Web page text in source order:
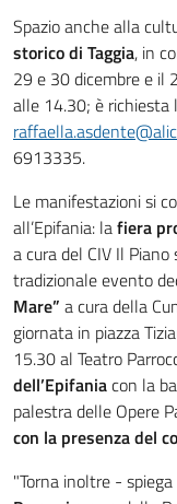
Spazio anche alla
storico di Taggia, in
29 e 30 dicembre e il
alle 14.30; è richiesta
6913335.
Le manifestazioni si
all’Epifania: lafiera
a cura del CIV Il
tradizionale evento
Mare” a cura della
giornata in piazza
15.30 al Teatro
dell’Epifaniacon la
palestra delle Opere
con la presenza del
"Torna inoltre -